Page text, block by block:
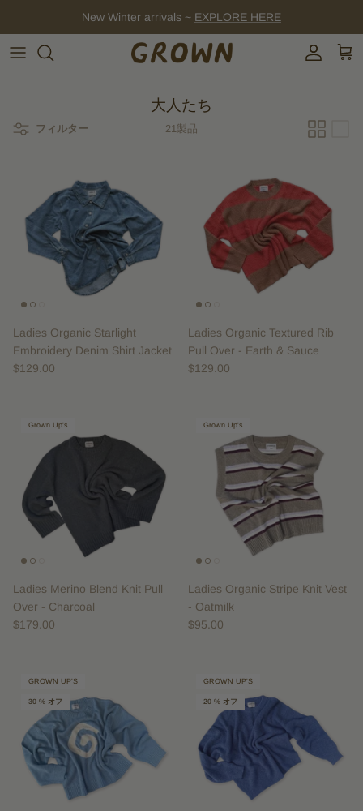
New Winter arrivals ~ EXPLORE HERE
大人たち
フィルター 21製品
Ladies Organic Starlight
Embroidery Denim Shirt Jacket
$129.00
Ladies Organic Textured Rib
Pull Over - Earth & Sauce
$129.00
Grown Up's
Ladies Merino Blend Knit Pull
Over - Charcoal
$179.00
Grown Up's
Ladies Organic Stripe Knit Vest
- Oatmilk
$95.00
GROWN UP'S
30 % オフ
GROWN UP'S
20 % オフ